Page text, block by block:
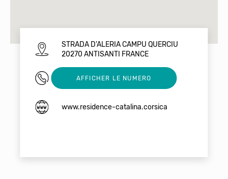
STRADA D'ALERIA CAMPU QUERCIU
20270 ANTISANTI FRANCE
0681265702
AFFICHER LE NUMERO
www.residence-catalina.corsica